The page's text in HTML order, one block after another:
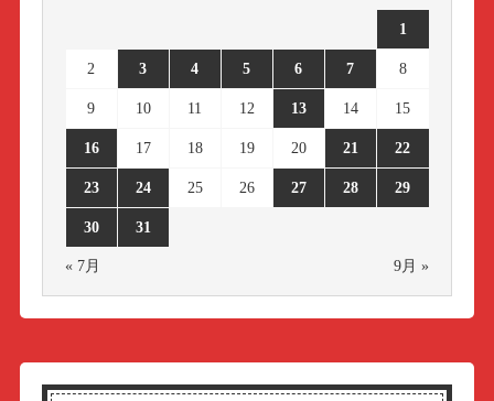
1
2 3 4 5 6 7 8
9 10 11 12 13 14 15
16 17 18 19 20 21 22
23 24 25 26 27 28 29
30 31
« 7月 9月 »